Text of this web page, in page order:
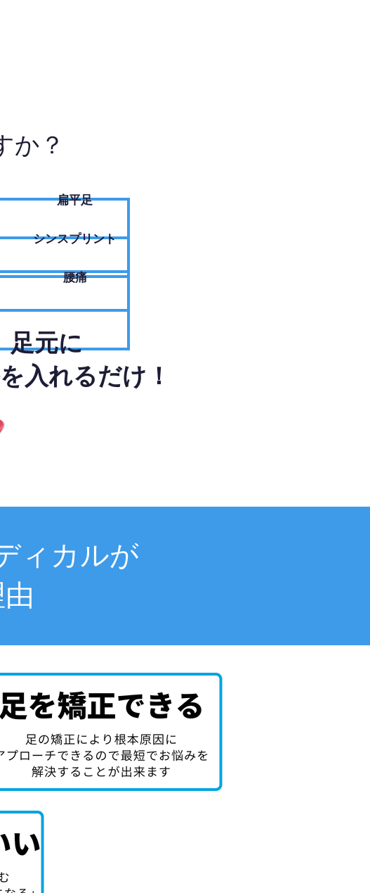
か？
扁平足
シンスプリント
腰痛
足元に
入れるだけ！
ィカルが